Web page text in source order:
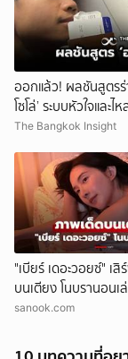
ออกแล้ว! ผลชันสูตรร่
โซโล่’ ระบบหัวใจและไ
ล้มเหลว
The Bangkok Insight
"เบียร์ เดอะวอยซ์" เ
บนเตียง โนบรานอน
หมาสุดชิล
sanook.com